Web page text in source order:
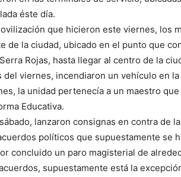
éste día.
que hicieron este viernes, los
de la ciudad, ubicado en el punto que
Rojas, hasta llegar al centro de la
del viernes, incendiaron un vehículo en
la unidad pertenecía a un maestro
Educativa.
lanzaron consignas en contra de
políticos que supuestamente se
concluido un paro magisterial de
supuestamente está la